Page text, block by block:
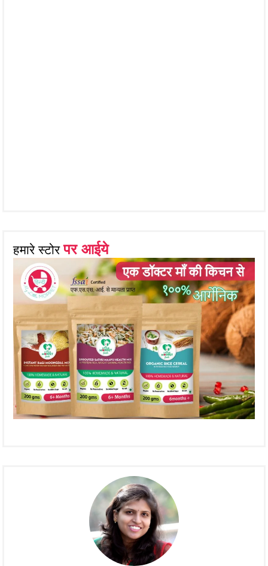
हमारे स्टोरपर आईये